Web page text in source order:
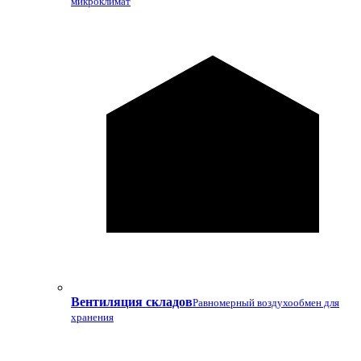
Вентиляция складовРавномерный воздухообмен для
хранения